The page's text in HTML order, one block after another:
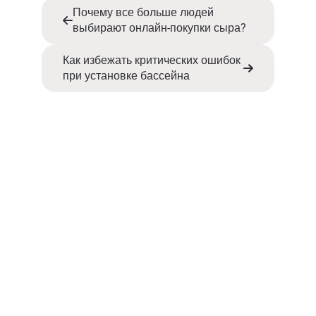
Почему все больше людей
выбирают онлайн-покупки сыра?
Как избежать критических ошибок
при установке бассейна